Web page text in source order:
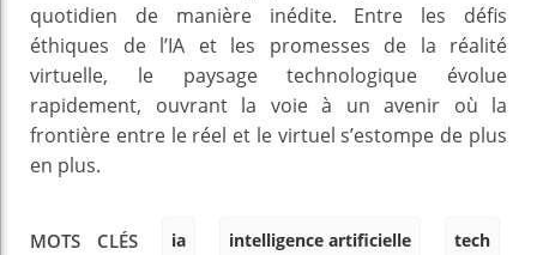
quotidien de manière inédite. Entre les défis
éthiques de l’IA et les promesses de la réalité
virtuelle, le paysage technologique évolue
rapidement, ouvrant la voie à un avenir où la
frontière entre le réel et le virtuel s’estompe de plus
en plus.
MOTS CLÉS ia intelligence artificielle tech